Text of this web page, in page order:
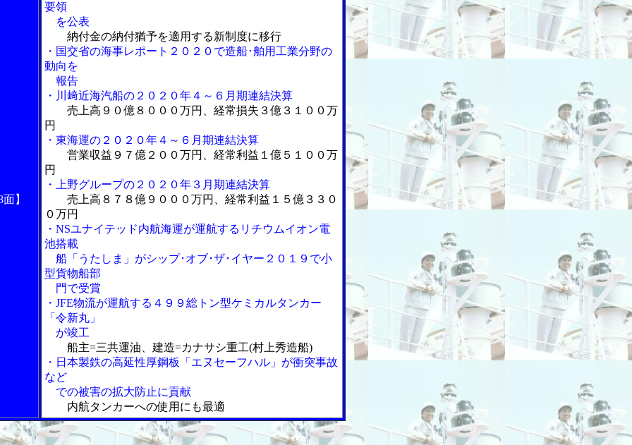
】
要領
を公表
納付金の納付猶予を適用する新制度に移行
・国交省の海事レポート２０２０で造船･舶用工業分野の
動向を
報告
・川﨑近海汽船の２０２０年４～６月期連結決算
売上高９０億８０００万円、経常損失３億３１００万
円
・東海運の２０２０年４～６月期連結決算
営業収益９７億２００万円、経常利益１億５１００万
円
・上野グループの２０２０年３月期連結決算
売上高８７８億９０００万円、経常利益１５億３３０
０万円
・NSユナイテッド内航海運が運航するリチウムイオン電
池搭載
船「うたしま」がシップ･オブ･ザ･イヤー２０１９で小
型貨物船部
門で受賞
・JFE物流が運航する４９９総トン型ケミカルタンカー
「令新丸」
が竣工
船主=三共運油、建造=カナサシ重工(村上秀造船)
・日本製鉄の高延性厚鋼板「エヌセーフハル」が衝突事故
など
での被害の拡大防止に貢献
内航タンカーへの使用にも最適